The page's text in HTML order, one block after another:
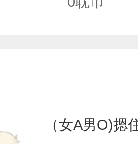
（女A男O)摁